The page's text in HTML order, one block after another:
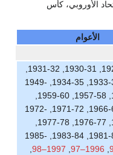
كأس
1905, 1925-26, 1930-31, 1931-32,
1932-33, 1933-34, 1934-35, 1949-
50, 1951-52, 1957-58, 1959-60,
1960-61, 1966-67, 1971-72, 1972-
73, 1974-75, 1976-77, 1977-78,
1980-81, 1981-82, 1983-84, 1985-
,
1997–98
,